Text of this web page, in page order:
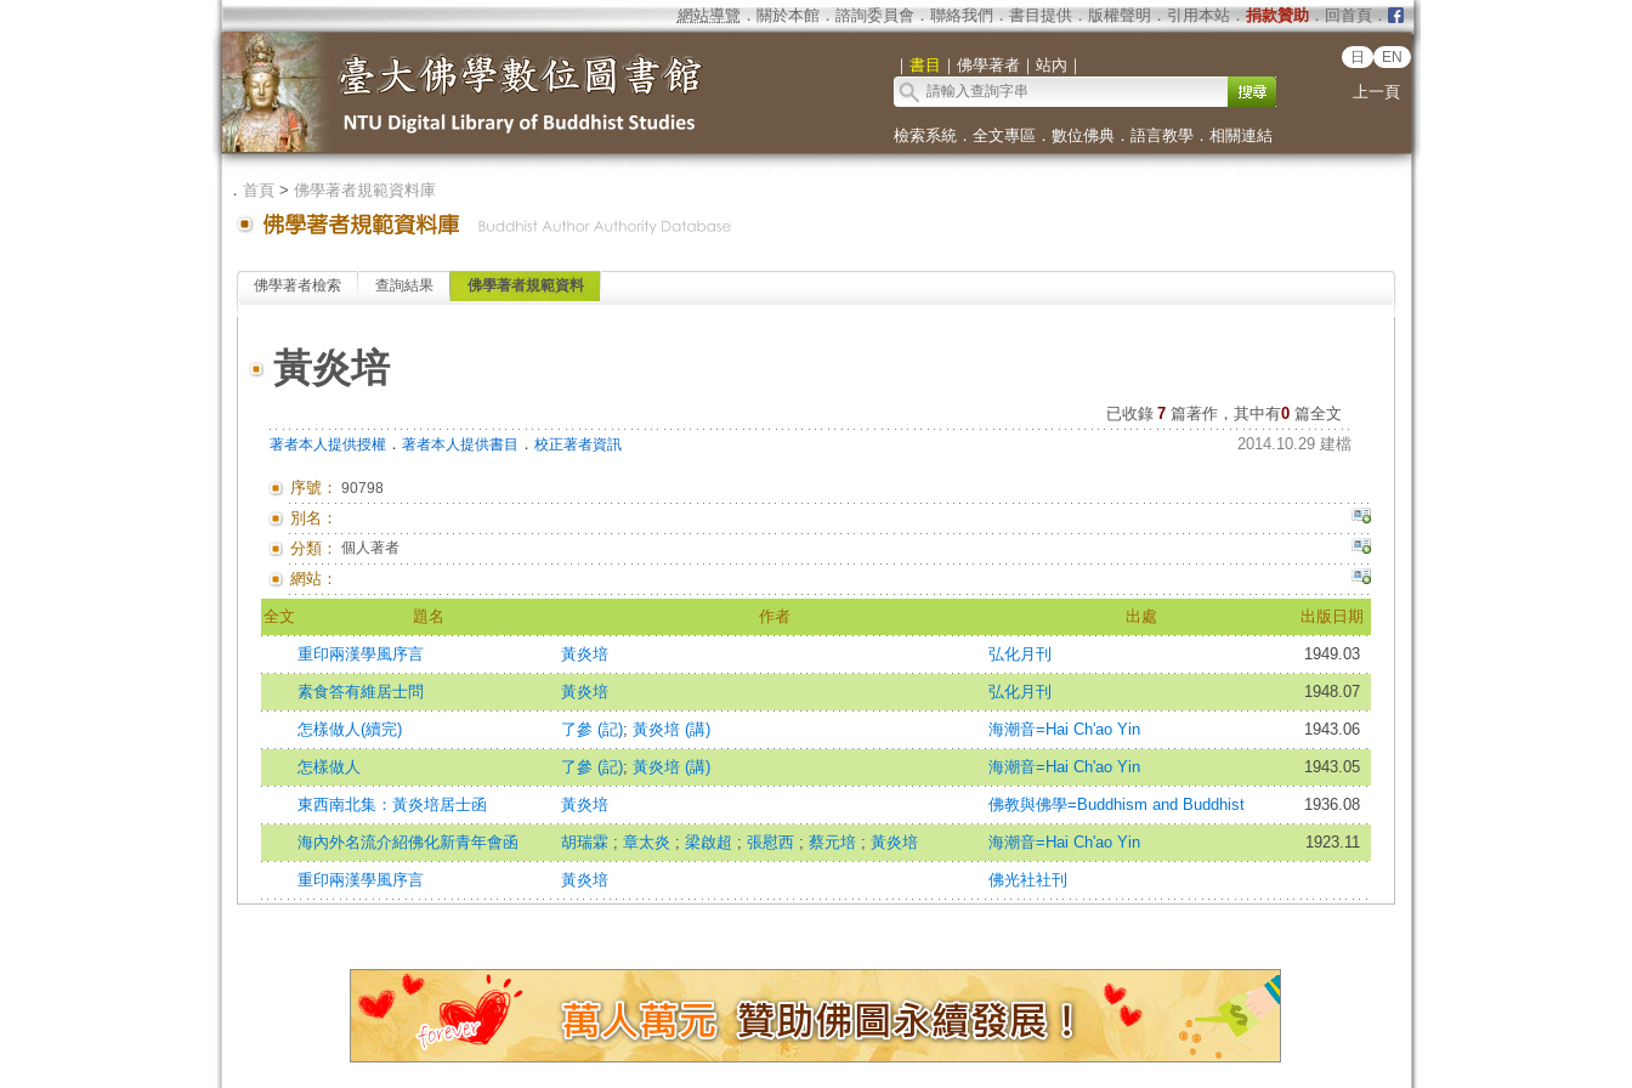
網站導覽 ． 關於本館． 諮詢委員會． 聯絡我們 ． 書目提供． 版權聲明 ． 引用本站． 捐款贊助．回首頁．
｜ 書目 ｜ 佛學著者｜ 站內 ｜ 日 EN
上一頁
檢索系統． 全文專區 ． 數位佛典． 語言教學． 相關連結
． 首頁> 佛學著者規範資料庫
佛學著者檢索 查詢結果 佛學著者規範資料
黃炎培
已收錄 7 篇著作，其中有0篇全文
著者本人提供授權． 著者本人提供書目 ． 校正著者資訊 2014.10.29 建檔
序號： 90798
別名：
分類： 個人著者
網站：
全文 題名 作者 出處 出版日期
重印兩漢學風序言 黃炎培 弘化月刊 1949.03
素食答有維居士問 黃炎培 弘化月刊 1948.07
怎樣做人(續完) 了參 (記); 黃炎培 (講) 海潮音=Hai Ch'ao Yin 1943.06
怎樣做人 了參 (記); 黃炎培 (講) 海潮音=Hai Ch'ao Yin 1943.05
東西南北集：黃炎培居士函 黃炎培 佛教與佛學=Buddhism and Buddhist 1936.08
海內外名流介紹佛化新青年會函 胡瑞霖 ; 章太炎 ; 梁啟超 ; 張慰西 ; 蔡元培 ; 黃炎培 海潮音=Hai Ch'ao Yin 1923.11
重印兩漢學風序言 黃炎培 佛光社社刊